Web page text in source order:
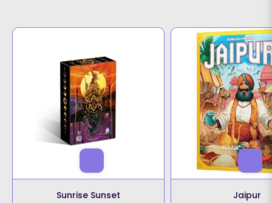
Sunrise Sunset Jaipur